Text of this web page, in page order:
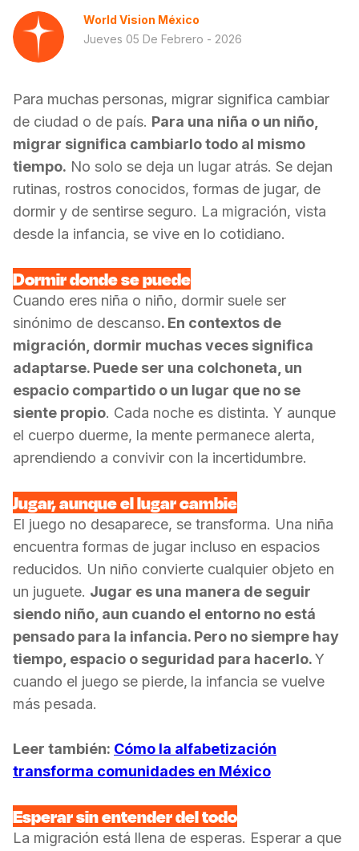
World Vision México
Jueves 05 De Febrero - 2026
Para muchas personas, migrar significa cambiar
de ciudad o de país. Para una niña o un niño,
migrar significa cambiarlo todo al mismo
tiempo. No solo se deja un lugar atrás. Se dejan
rutinas, rostros conocidos, formas de jugar, de
dormir y de sentirse seguro. La migración, vista
desde la infancia, se vive en lo cotidiano.
Dormir donde se puede
Cuando eres niña o niño, dormir suele ser
sinónimo de descanso. En contextos de
migración, dormir muchas veces significa
adaptarse. Puede ser una colchoneta, un
espacio compartido o un lugar que no se
siente propio. Cada noche es distinta. Y aunque
el cuerpo duerme, la mente permanece alerta,
aprendiendo a convivir con la incertidumbre.
Jugar, aunque el lugar cambie
El juego no desaparece, se transforma. Una niña
encuentra formas de jugar incluso en espacios
reducidos. Un niño convierte cualquier objeto en
un juguete. Jugar es una manera de seguir
siendo niño, aun cuando el entorno no está
pensado para la infancia. Pero no siempre hay
tiempo, espacio o seguridad para hacerlo.Y
cuando el juego se pierde, la infancia se vuelve
más pesada.
Leer también: Cómo la alfabetización
transforma comunidades en México
Esperar sin entender del todo
La migración está llena de esperas. Esperar a que